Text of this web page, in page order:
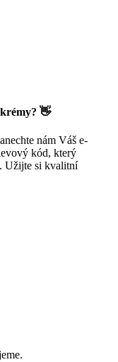
👋
nám Váš e-
kód, který
Užijte si kvalitní